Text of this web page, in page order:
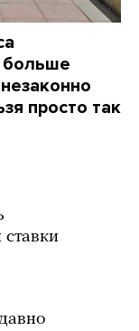
больше
просто так